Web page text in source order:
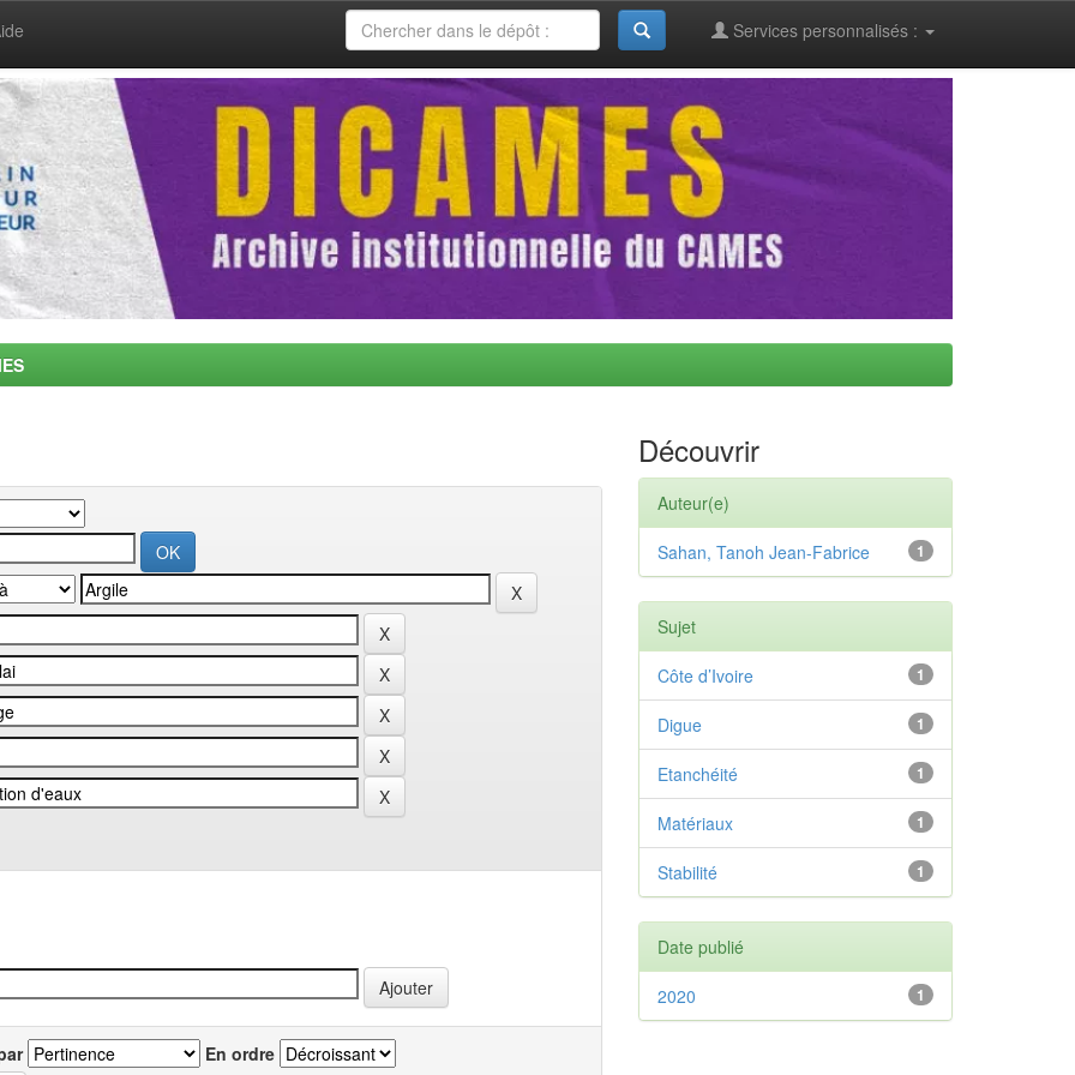
Services personnalisés :
En ordre
Découvrir
Auteur(e)
1
Sahan, Tanoh Jean-Fabrice
Sujet
1
Côte d’Ivoire
1
Digue
1
Etanchéité
1
Matériaux
1
Stabilité
Date publié
1
2020